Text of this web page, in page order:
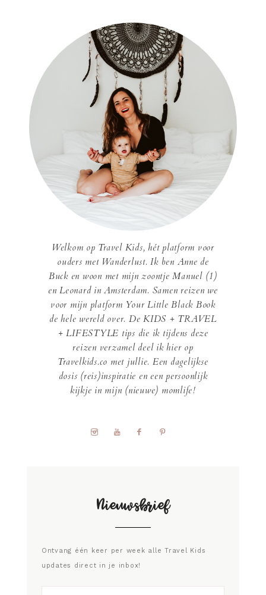
Welkom op Travel Kids, hét platform voor
ouders met Wanderlust. Ik ben Anne de
Buck en woon met mijn zoontje Manuel (1)
en Leonard in Amsterdam. Samen reizen we
voor mijn platform Your Little Black Book
de hele wereld over. De KIDS + TRAVEL
+ LIFESTYLE tips die ik tijdens deze
reizen verzamel deel ik hier op
Travelkids.co met jullie. Een dagelijkse
dosis (reis)inspiratie en een persoonlijk
kijkje in mijn (nieuwe) momlife!
Nieuwsbrief
Ontvang één keer per week alle Travel Kids
updates direct in je inbox!